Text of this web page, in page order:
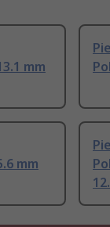
mm
mm